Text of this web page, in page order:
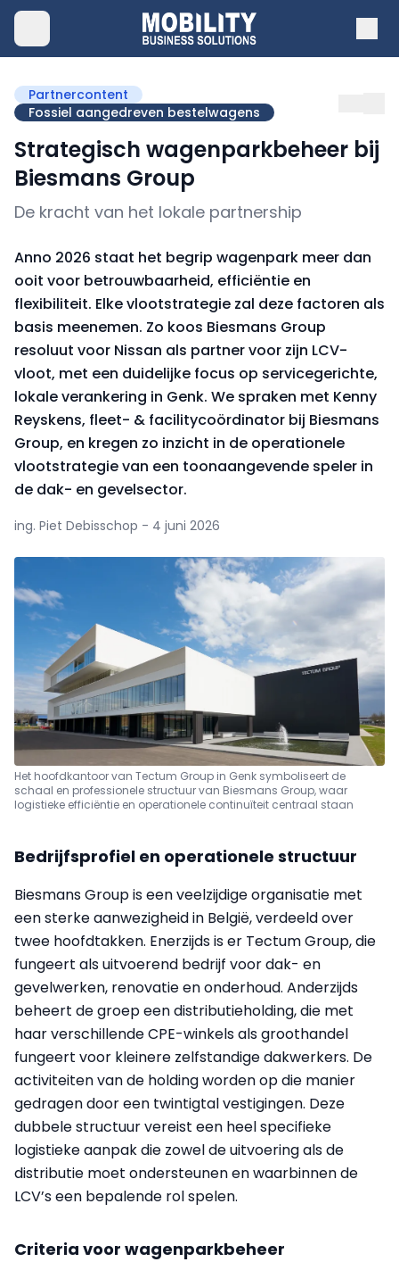
Partnercontent
Fossiel aangedreven bestelwagens
Strategisch wagenparkbeheer bij
Biesmans Group
De kracht van het lokale partnership
Anno 2026 staat het begrip wagenpark meer dan
ooit voor betrouwbaarheid, efficiëntie en
flexibiliteit. Elke vlootstrategie zal deze factoren als
basis meenemen. Zo koos Biesmans Group
resoluut voor Nissan als partner voor zijn LCV-
vloot, met een duidelijke focus op servicegerichte,
lokale verankering in Genk. We spraken met Kenny
Reyskens, fleet- & facilitycoördinator bij Biesmans
Group, en kregen zo inzicht in de operationele
vlootstrategie van een toonaangevende speler in
de dak- en gevelsector.
ing. Piet Debisschop - 4 juni 2026
Het hoofdkantoor van Tectum Group in Genk symboliseert de
schaal en professionele structuur van Biesmans Group, waar
logistieke efficiëntie en operationele continuïteit centraal staan
Bedrijfsprofiel en operationele structuur
Biesmans Group is een veelzijdige organisatie met
een sterke aanwezigheid in België, verdeeld over
twee hoofdtakken. Enerzijds is er Tectum Group, die
fungeert als uitvoerend bedrijf voor dak- en
gevelwerken, renovatie en onderhoud. Anderzijds
beheert de groep een distributieholding, die met
haar verschillende CPE-winkels als groothandel
fungeert voor kleinere zelfstandige dakwerkers. De
activiteiten van de holding worden op die manier
gedragen door een twintigtal vestigingen. Deze
dubbele structuur vereist een heel specifieke
logistieke aanpak die zowel de uitvoering als de
distributie moet ondersteunen en waarbinnen de
LCV’s een bepalende rol spelen.
Criteria voor wagenparkbeheer